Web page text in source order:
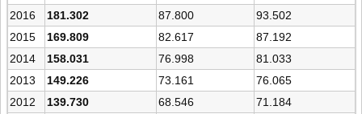
2016
181.302 87.800
93.502
2015
169.809 82.617
87.192
2014
158.031 76.998
81.033
2013
149.226 73.161
76.065
2012
139.730 68.546
71.184